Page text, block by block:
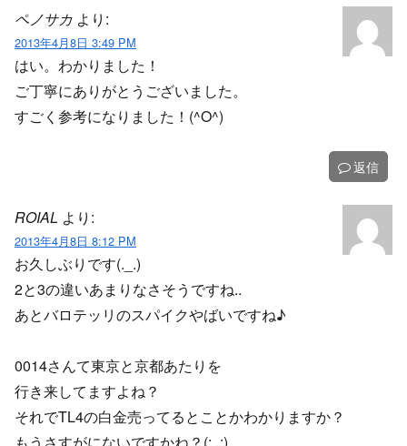
ペノサカ より:
2013年4月8日 3:49 PM
はい。わかりました！
ご丁寧にありがとうございました。
すごく参考になりました！(^O^)
返信
ROIAL より:
2013年4月8日 8:12 PM
お久しぶりです(._.)
2と3の違いあまりなさそうですね..
あとバロテッリのスパイクやばいですね♪
0014さんて東京と京都あたりを
行き来してますよね？
それでTL4の白金売ってるとことかわかりますか？
もうさすがにないですかね？(;_;)